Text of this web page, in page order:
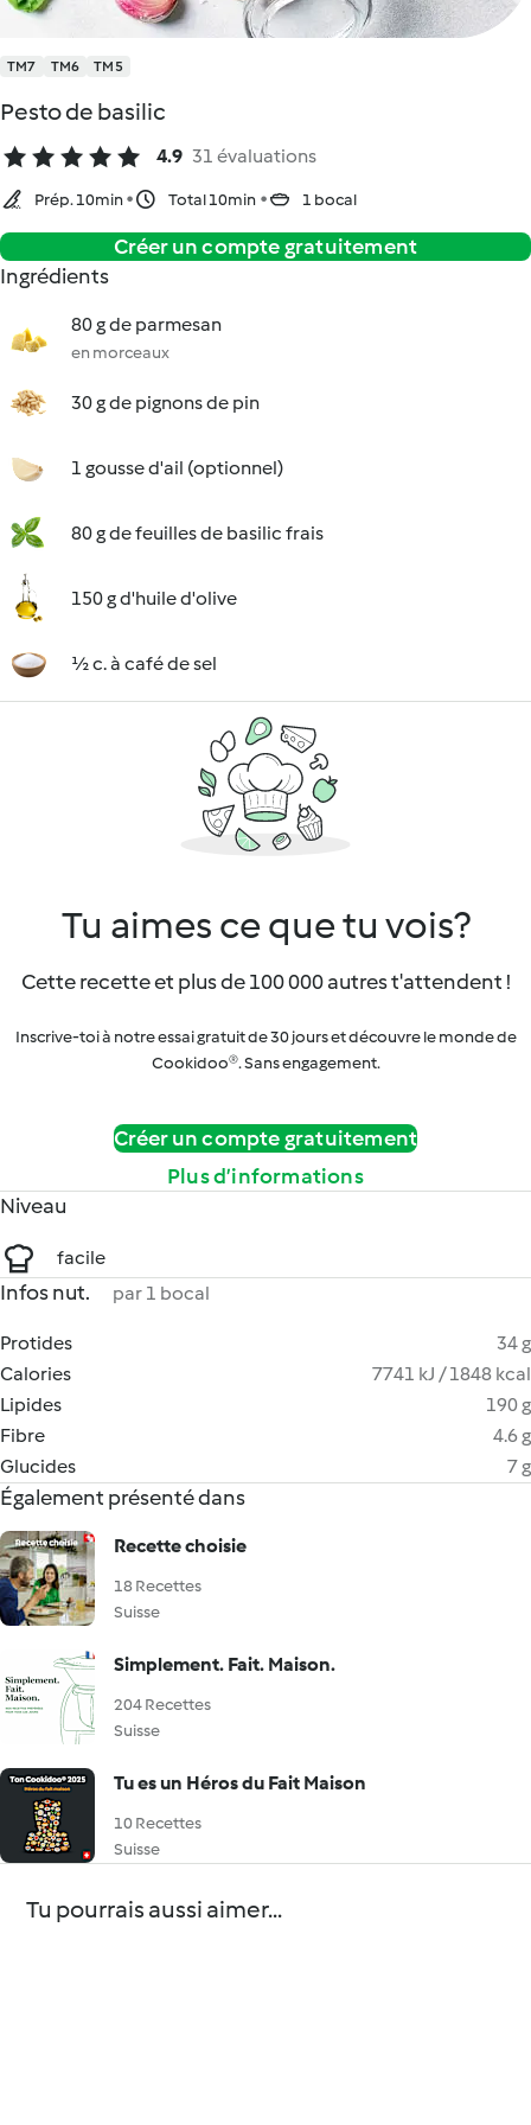
TM7 TM6 TM5
Pesto de basilic
4.9 31 évaluations
Prép. 10min Total 10min 1 bocal
Créer un compte gratuitement
Ingrédients
80 g de parmesan
en morceaux
30 g de pignons de pin
1 gousse d'ail (optionnel)
80 g de feuilles de basilic frais
150 g d'huile d'olive
½ c. à café de sel
Tu aimes ce que tu vois?
Cette recette et plus de 100 000 autres t'attendent !
Inscrive-toi à notre essai gratuit de 30 jours et découvre le monde de
Cookidoo®. Sans engagement.
Créer un compte gratuitement
Plus d’informations
Niveau
facile
Infos nut. par 1 bocal
Protides
34 g
Calories
7741 kJ / 1848 kcal
Lipides
190 g
Fibre
4.6 g
Glucides
7 g
Également présenté dans
Recette choisie
18 Recettes
Suisse
Simplement. Fait. Maison.
204 Recettes
Suisse
Tu es un Héros du Fait Maison
10 Recettes
Suisse
Tu pourrais aussi aimer...